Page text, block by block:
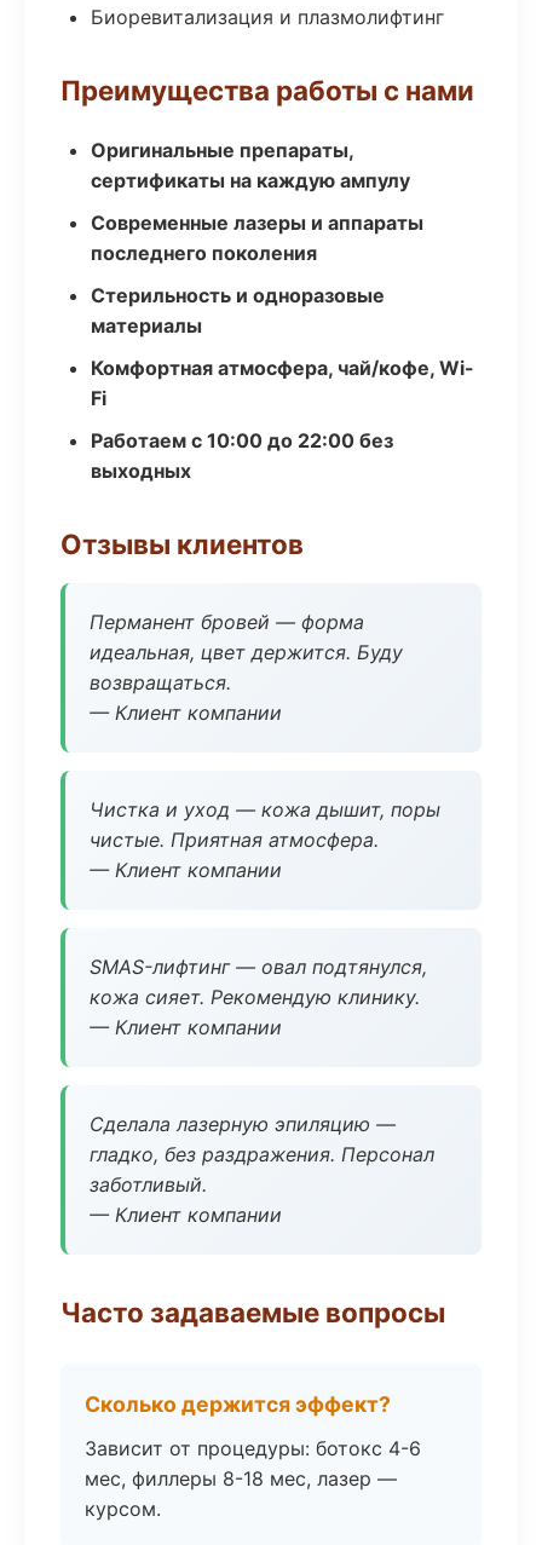
Биоревитализация и плазмолифтинг
Преимущества работы с нами
Оригинальные препараты,
сертификаты на каждую ампулу
Современные лазеры и аппараты
последнего поколения
Стерильность и одноразовые
материалы
Комфортная атмосфера, чай/кофе, Wi-
Fi
Работаем с 10:00 до 22:00 без
выходных
Отзывы клиентов
Перманент бровей — форма
идеальная, цвет держится. Буду
возвращаться.
— Клиент компании
Чистка и уход — кожа дышит, поры
чистые. Приятная атмосфера.
— Клиент компании
SMAS-лифтинг — овал подтянулся,
кожа сияет. Рекомендую клинику.
— Клиент компании
Сделала лазерную эпиляцию —
гладко, без раздражения. Персонал
заботливый.
— Клиент компании
Часто задаваемые вопросы
Сколько держится эффект?
Зависит от процедуры: ботокс 4-6
мес, филлеры 8-18 мес, лазер —
курсом.